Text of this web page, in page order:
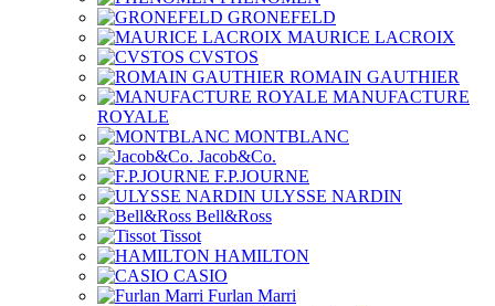
GRONEFELD
MAURICE LACROIX
CVSTOS
ROMAIN GAUTHIER
MANUFACTURE
ROYALE
MONTBLANC
Jacob&Co.
F.P.JOURNE
ULYSSE NARDIN
Bell&Ross
Tissot
HAMILTON
CASIO
Furlan Marri